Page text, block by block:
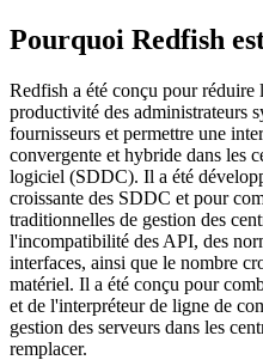
Pourquoi Redfish
Redfish a été conçu pour réduire
productivité des administrateurs
fournisseurs et permettre une
convergente et hybride dans les
logiciel (SDDC). Il a été
croissante des SDDC et pour
traditionnelles de gestion des
l'incompatibilité des API, des
interfaces, ainsi que le nombre
matériel. Il a été conçu pour
et de l'interpréteur de ligne de
gestion des serveurs dans les
remplacer.